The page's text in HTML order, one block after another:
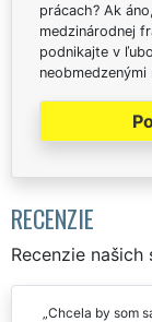
prácach? Ak
medzinárodnej
podnikajte v
RECENZIE
Recenzie
Chcela by som